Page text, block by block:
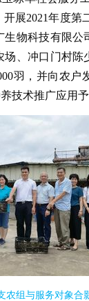
展2021年度第
物科技有限公
、冲口门村陈
羽，并向农户
技术推广应用予
农组与服务对象合